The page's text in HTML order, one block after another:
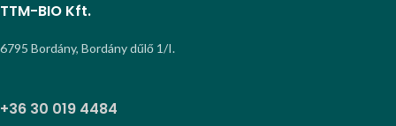
TTM-BIO Kft.
6795 Bordány, Bordány dűlő 1/I.
+36 30 019 4484